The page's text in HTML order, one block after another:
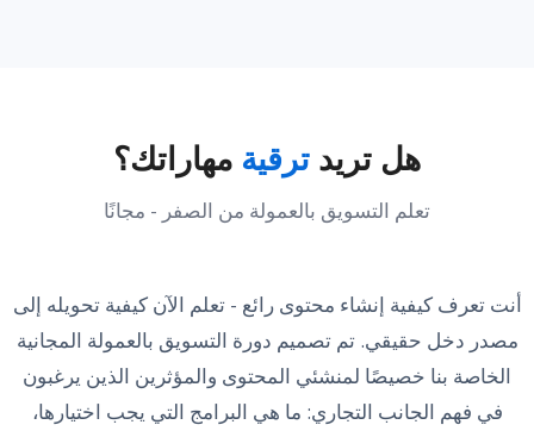
هل تريد ترقية مهاراتك؟
تعلم التسويق بالعمولة من الصفر - مجانًا
أنت تعرف كيفية إنشاء محتوى رائع - تعلم الآن كيفية تحويله إلى
مصدر دخل حقيقي. تم تصميم دورة التسويق بالعمولة المجانية
الخاصة بنا خصيصًا لمنشئي المحتوى والمؤثرين الذين يرغبون
في فهم الجانب التجاري: ما هي البرامج التي يجب اختيارها،